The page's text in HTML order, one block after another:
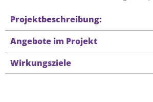
Projektbeschreibung:
Angebote im Projekt
Wirkungsziele